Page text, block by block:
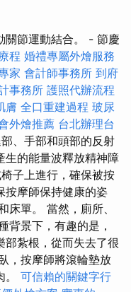
關節運動結合。 - 節慶
程 婚禮專屬外燴服務
家 會計師事務所 到府
事務所 護照代辦流程
膚 全口重建過程 玻尿
外燴推薦 台北辦理台
、手部和頭部的反射
生的能量波釋放精神障
子上進行，確保被按
按摩師保持健康的姿
床單。 當然，廁所、
背景下，有趣的是，
部紮根，從而失去了很
，按摩師將滾輪墊放
可信賴的關鍵字行